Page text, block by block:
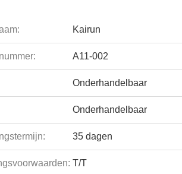
Kairun
A11-002
Onderhandelbaar
Onderhandelbaar
35 dagen
T/T